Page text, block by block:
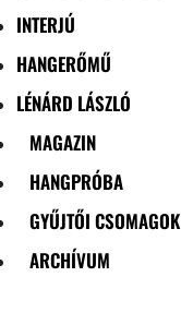
INTERJÚ
HANGERŐMŰ
LÉNÁRD LÁSZLÓ
MAGAZIN
HANGPRÓBA
GYŰJTŐI CSOMAGOK
ARCHÍVUM